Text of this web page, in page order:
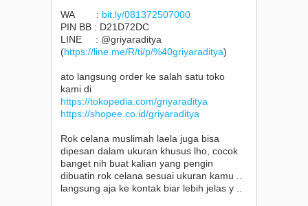
WA : bit.ly/081372507000
PIN BB : D21D72DC
LINE : @griyaraditya
(https://line.me/R/ti/p/%40griyaraditya)
ato langsung order ke salah satu toko
kami di
https://tokopedia.com/griyaraditya
https://shopee.co.id/griyaraditya
Rok celana muslimah laela juga bisa
dipesan dalam ukuran khusus lho, cocok
banget nih buat kalian yang pengin
dibuatin rok celana sesuai ukuran kamu ..
langsung aja ke kontak biar lebih jelas y ..